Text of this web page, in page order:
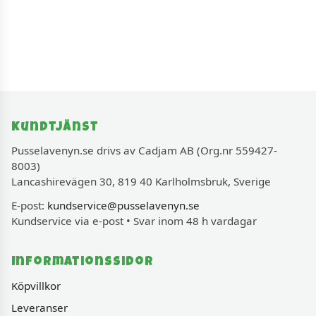
Kundtjänst
Pusselavenyn.se drivs av Cadjam AB (Org.nr 559427-
8003)
Lancashirevägen 30, 819 40 Karlholmsbruk, Sverige
E-post: kundservice@pusselavenyn.se
Kundservice via e-post • Svar inom 48 h vardagar
Informationssidor
Köpvillkor
Leveranser